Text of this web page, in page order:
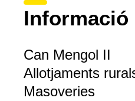
Informació
Can Mengol II
Allotjaments
Masoveries